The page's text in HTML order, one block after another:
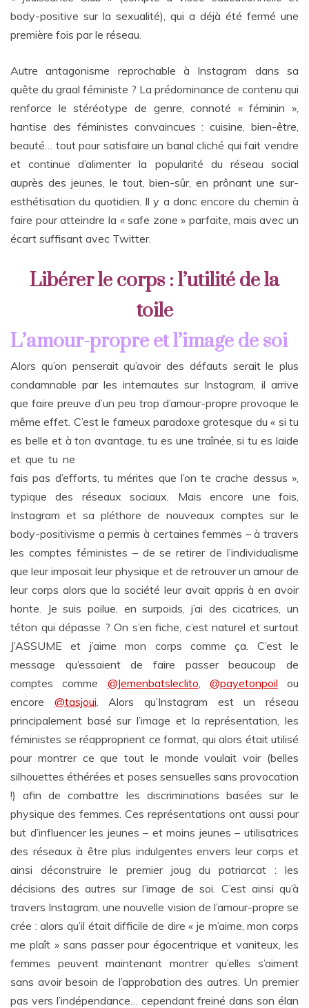
body-positive sur la sexualité), qui a déjà été fermé une
première fois par le réseau.
Autre antagonisme reprochable à Instagram dans sa
quête du graal féministe ? La prédominance de contenu qui
renforce le stéréotype de genre, connoté « féminin »,
hantise des féministes convaincues : cuisine, bien-être,
beauté… tout pour satisfaire un banal cliché qui fait vendre
et continue d’alimenter la popularité du réseau social
auprès des jeunes, le tout, bien-sûr, en prônant une sur-
esthétisation du quotidien. Il y a donc encore du chemin à
faire pour atteindre la « safe zone » parfaite, mais avec un
écart suffisant avec Twitter.
Libérer le corps : l’utilité de la
toile
L’amour-propre et l’image de soi
Alors qu’on penserait qu’avoir des défauts serait le plus
condamnable par les internautes sur Instagram, il arrive
que faire preuve d’un peu trop d’amour-propre provoque le
même effet. C’est le fameux paradoxe grotesque du « si tu
es belle et à ton avantage, tu es une traînée, si tu es laide
et que tu ne
fais pas d’efforts, tu mérites que l’on te crache dessus »,
typique des réseaux sociaux. Mais encore une fois,
Instagram et sa pléthore de nouveaux comptes sur le
body-positivisme a permis à certaines femmes – à travers
les comptes féministes – de se retirer de l’individualisme
que leur imposait leur physique et de retrouver un amour de
leur corps alors que la société leur avait appris à en avoir
honte. Je suis poilue, en surpoids, j’ai des cicatrices, un
téton qui dépasse ? On s’en fiche, c’est naturel et surtout
J’ASSUME et j’aime mon corps comme ça. C’est le
message qu’essaient de faire passer beaucoup de
comptes comme @Jemenbatsleclito, @payetonpoil ou
encore @tasjoui. Alors qu’Instagram est un réseau
principalement basé sur l’image et la représentation, les
féministes se réapproprient ce format, qui alors était utilisé
pour montrer ce que tout le monde voulait voir (belles
silhouettes éthérées et poses sensuelles sans provocation
!) afin de combattre les discriminations basées sur le
physique des femmes. Ces représentations ont aussi pour
but d’influencer les jeunes – et moins jeunes – utilisatrices
des réseaux à être plus indulgentes envers leur corps et
ainsi déconstruire le premier joug du patriarcat : les
décisions des autres sur l’image de soi. C’est ainsi qu’à
travers Instagram, une nouvelle vision de l’amour-propre se
crée : alors qu’il était difficile de dire « je m’aime, mon corps
me plaît » sans passer pour égocentrique et vaniteux, les
femmes peuvent maintenant montrer qu’elles s’aiment
sans avoir besoin de l’approbation des autres. Un premier
pas vers l’indépendance… cependant freiné dans son élan